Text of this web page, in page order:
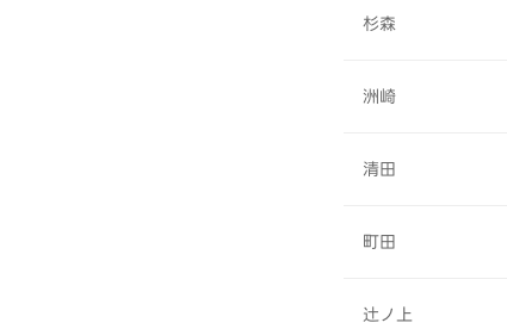
杉森
洲崎
清田
町田
辻ノ上